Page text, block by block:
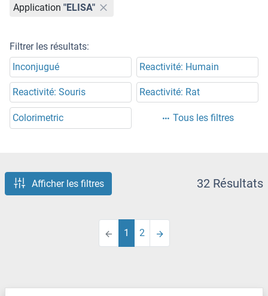
Application "ELISA"
Filtrer les résultats:
Inconjugué
Reactivité: Humain
Reactivité: Souris Reactivité: Rat
Colorimetric Tous les filtres
Afficher les filtres 32 Résultats
1 2